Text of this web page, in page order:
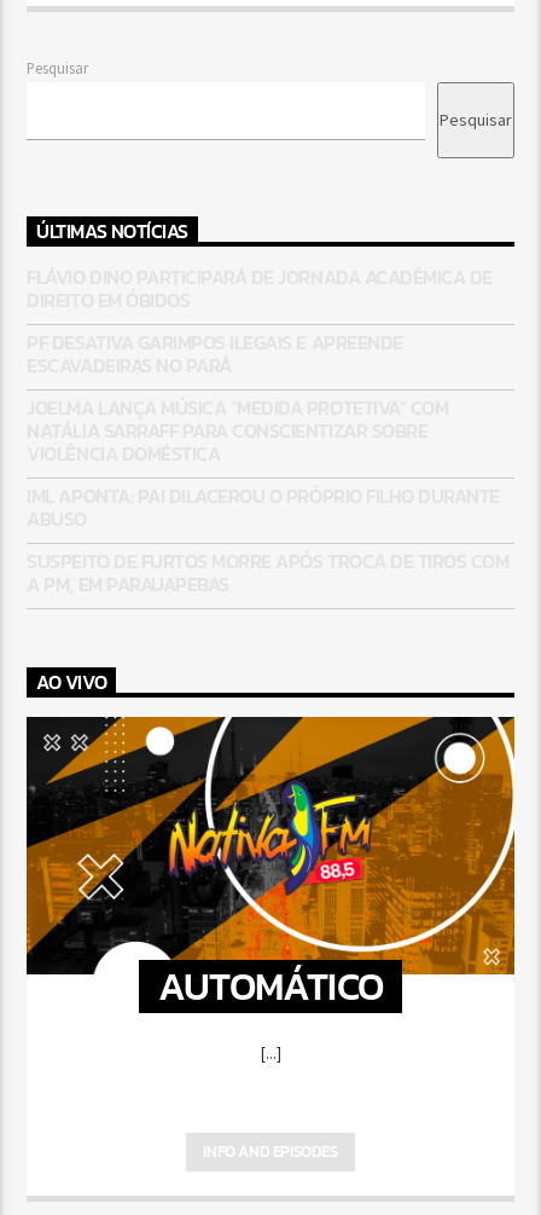
Pesquisar
Pesquisar
ÚLTIMAS NOTÍCIAS
AO VIVO
AUTOMÁTICO
[...]
INFO AND EPISODES